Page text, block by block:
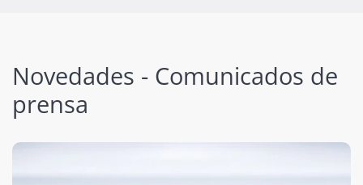
Novedades - Comunicados de
prensa